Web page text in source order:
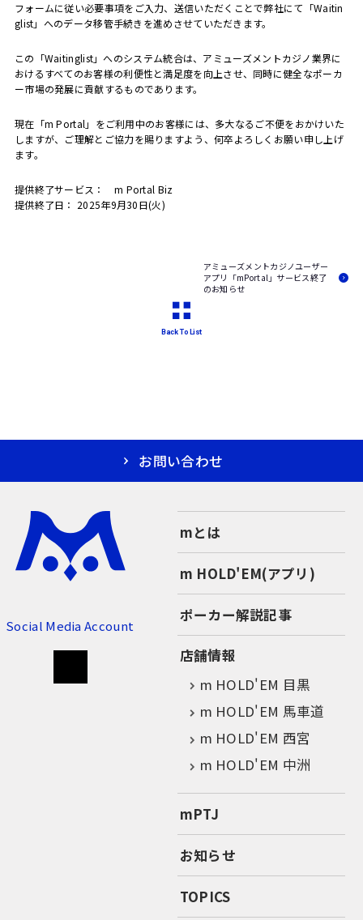
フォームに従い必要事項をご入力、送信いただくことで弊社にて「Waitin
glist」へのデータ移管手続きを進めさせていただきます。
この「Waitinglist」へのシステム統合は、アミューズメントカジノ業界に
おけるすべてのお客様の利便性と満足度を向上させ、同時に健全なポーカ
ー市場の発展に貢献するものであります。
現在「m Portal 」をご利用中のお客様には、多大なるご不便をおかけいた
しますが、ご理解とご協力を賜りますよう、何卒よろしくお願い申し上げ
ます。
提供終了サービス： m Portal Biz
提供終了日： 2025年9月30日(火)
Back To List
アミューズメントカジノユーザー
アプリ「mPortal」サービス終了
のお知らせ
お問い合わせ
Social Media Account
mとは
m HOLD'EM(アプリ)
ポーカー解説記事
店舗情報
m HOLD'EM 目黒
m HOLD'EM 馬車道
m HOLD'EM 西宮
m HOLD'EM 中洲
mPTJ
お知らせ
TOPICS